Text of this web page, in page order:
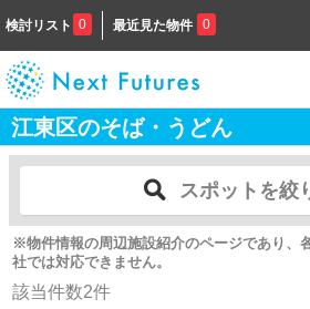
検討リスト 0 最近見た物件 0
江東区のそば・うどん
スポットを絞
※物件情報の周辺施設紹介のページであり、
社では対応できません。
該当件数2件